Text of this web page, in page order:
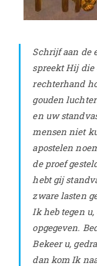
Schrijf aan de
spreekt Hij
rechterhand
gouden
en uw
mensen niet
apostelen
de proef
hebt gij
zware lasten
Ik heb tegen
opgegeven.
Bekeer u,
dan kom Ik